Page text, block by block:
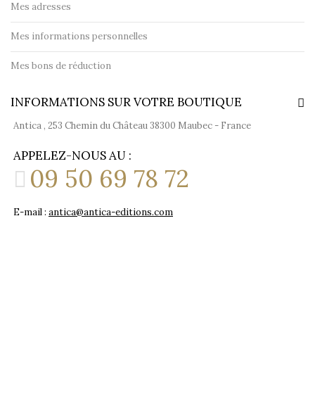
Mes adresses
Mes informations personnelles
Mes bons de réduction
INFORMATIONS SUR VOTRE BOUTIQUE
Antica , 253 Chemin du Château 38300 Maubec - France
APPELEZ-NOUS AU :
09 50 69 78 72
E-mail : antica@antica-editions.com